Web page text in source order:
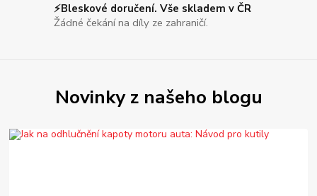
⚡Bleskové doručení. Vše skladem v ČR
Žádné čekání na díly ze zahraničí.
Novinky z našeho blogu